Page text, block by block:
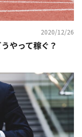
2020/12/26
やって稼ぐ？